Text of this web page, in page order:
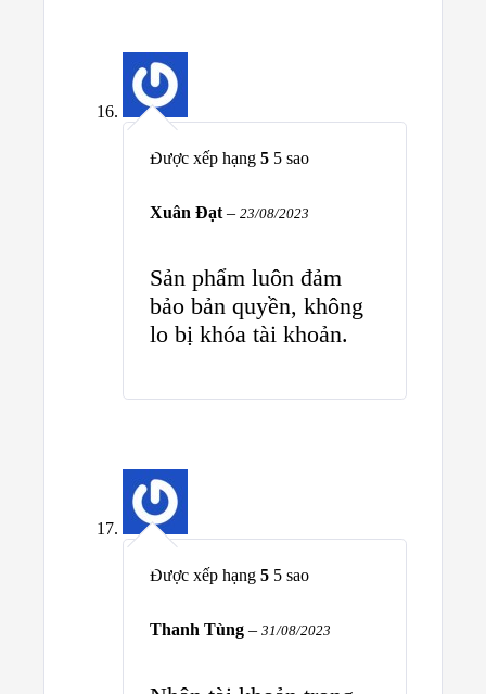
Được xếp hạng 5 5 sao
Xuân Đạt – 23/08/2023
Sản phẩm luôn đảm
bảo bản quyền, không
lo bị khóa tài khoản.
Được xếp hạng 5 5 sao
Thanh Tùng – 31/08/2023